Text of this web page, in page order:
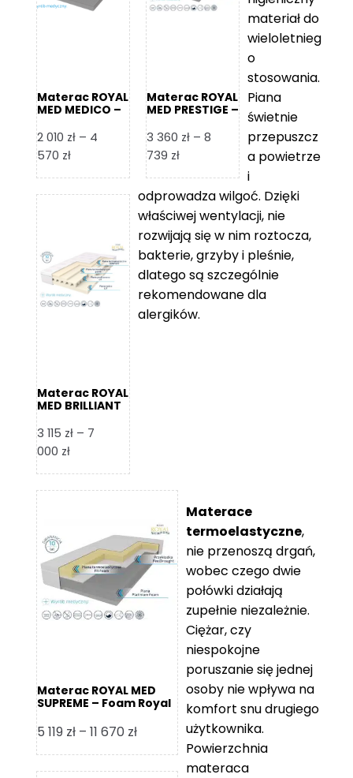
Materac ROYAL
MED MEDICO –
2 010 zł – 4
570 złZakres
od
4
570 zł
Materac ROYAL
MED PRESTIGE –
3 360 zł – 8
739 złZakres
od
3
360 zł
do
8
739 zł
Materac ROYAL
MED BRILLIANT
3 115 zł – 7
000 złZakres
od
7
000 zł
materiał do
wieloletnieg
o
stosowania.
Piana
świetnie
przepuszcz
a powietrze
i
odprowadza wilgoć. Dzięki
właściwej wentylacji, nie
rozwijają się w nim roztocza,
bakterie, grzyby i pleśnie,
dlatego są szczególnie
rekomendowane dla
alergików.
Materac ROYAL MED
SUPREME – Foam Royal
5 119 zł – 11 670 złZakres
cen:
od
Materace
termoelastyczne,
nie przenoszą drgań,
wobec czego dwie
połówki działają
zupełnie niezależnie.
Ciężar, czy
niespokojne
poruszanie się jednej
osoby nie wpływa na
komfort snu drugiego
użytkownika.
Powierzchnia
materaca